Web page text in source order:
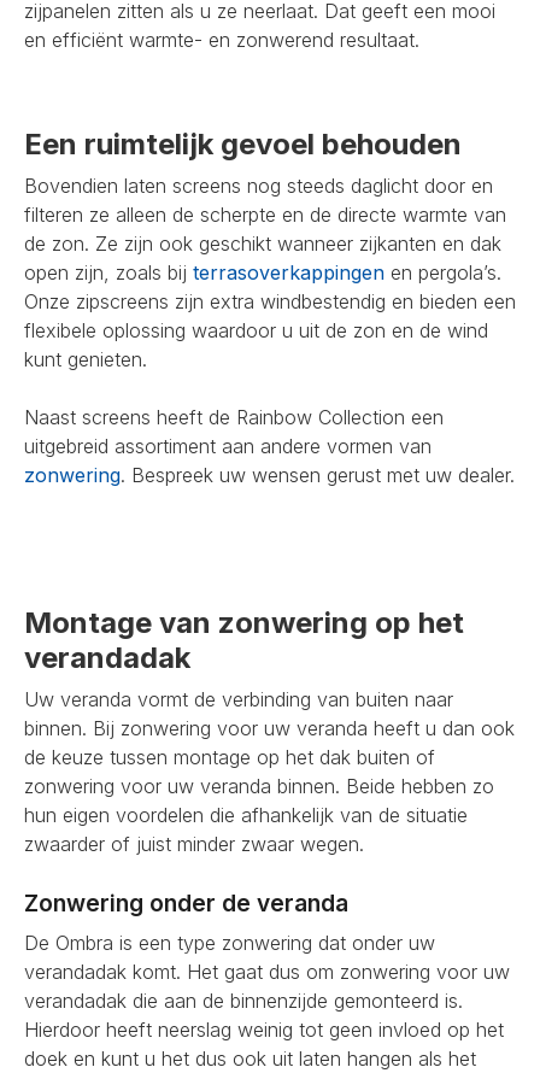
zijpanelen zitten als u ze neerlaat. Dat geeft een mooi
en efficiënt warmte- en zonwerend resultaat.
Een ruimtelijk gevoel behouden
Bovendien laten screens nog steeds daglicht door en
filteren ze alleen de scherpte en de directe warmte van
de zon. Ze zijn ook geschikt wanneer zijkanten en dak
open zijn, zoals bij terrasoverkappingen en pergola’s.
Onze zipscreens zijn extra windbestendig en bieden een
flexibele oplossing waardoor u uit de zon en de wind
kunt genieten.
Naast screens heeft de Rainbow Collection een
uitgebreid assortiment aan andere vormen van
zonwering. Bespreek uw wensen gerust met uw dealer.
Montage van zonwering op het
verandadak
Uw veranda vormt de verbinding van buiten naar
binnen. Bij zonwering voor uw veranda heeft u dan ook
de keuze tussen montage op het dak buiten of
zonwering voor uw veranda binnen. Beide hebben zo
hun eigen voordelen die afhankelijk van de situatie
zwaarder of juist minder zwaar wegen.
Zonwering onder de veranda
De Ombra is een type zonwering dat onder uw
verandadak komt. Het gaat dus om zonwering voor uw
verandadak die aan de binnenzijde gemonteerd is.
Hierdoor heeft neerslag weinig tot geen invloed op het
doek en kunt u het dus ook uit laten hangen als het